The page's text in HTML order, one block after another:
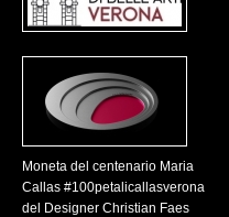
Moneta del centenario Maria
Callas #100petalicallasverona
del Designer Christian Faes